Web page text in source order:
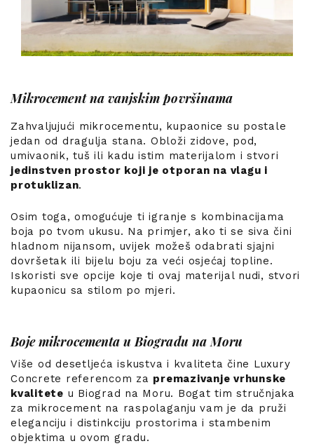
Mikrocement na vanjskim površinama
Zahvaljujući mikrocementu, kupaonice su postale
jedan od dragulja stana. Obloži zidove, pod,
umivaonik, tuš ili kadu istim materijalom i stvori
jedinstven prostor koji je otporan na vlagu i
protuklizan.
Osim toga, omogućuje ti igranje s kombinacijama
boja po tvom ukusu. Na primjer, ako ti se siva čini
hladnom nijansom, uvijek možeš odabrati sjajni
dovršetak ili bijelu boju za veći osjećaj topline.
Iskoristi sve opcije koje ti ovaj materijal nudi, stvori
kupaonicu sa stilom po mjeri.
Boje mikrocementa u Biogradu na Moru
Više od desetljeća iskustva i kvaliteta čine Luxury
Concrete referencom za premazivanje vrhunske
kvalitete u Biograd na Moru. Bogat tim stručnjaka
za mikrocement na raspolaganju vam je da pruži
eleganciju i distinkciju prostorima i stambenim
objektima u ovom gradu.